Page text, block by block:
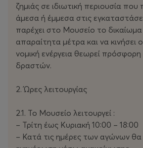
ζημιάς σε ιδιωτική περιουσία που
άμεσα ή έμμεσα στις
παρέχει στο Μουσείο το
απαραίτητα μέτρα και να κινήσει
νομική ενέργεια θεωρεί
δραστών.
2. Ώρες λειτουργίας
2.1. Το Μουσείο λειτουργεί :
– Τρίτη έως Κυριακή 10:00 – 18:00
– Κατά τις ημέρες των αγώνων θα